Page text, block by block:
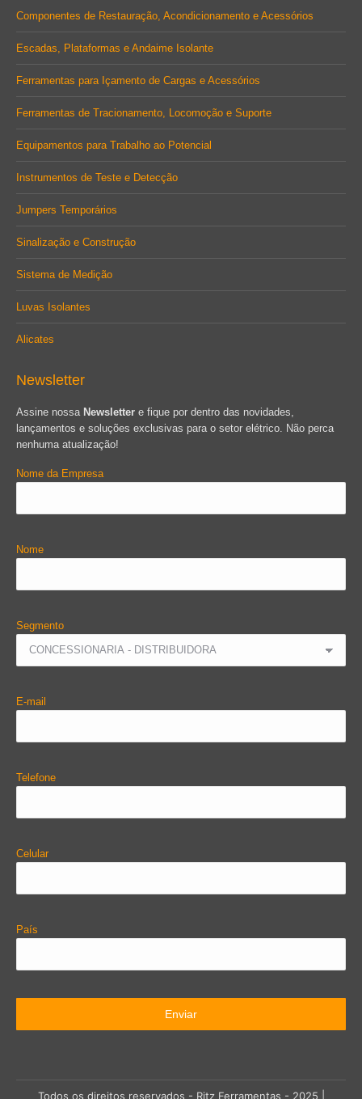
Componentes de Restauração, Acondicionamento e Acessórios
Escadas, Plataformas e Andaime Isolante
Ferramentas para Içamento de Cargas e Acessórios
Ferramentas de Tracionamento, Locomoção e Suporte
Equipamentos para Trabalho ao Potencial
Instrumentos de Teste e Detecção
Jumpers Temporários
Sinalização e Construção
Sistema de Medição
Luvas Isolantes
Alicates
Newsletter
Assine nossa Newsletter e fique por dentro das novidades,
lançamentos e soluções exclusivas para o setor elétrico. Não perca
nenhuma atualização!
Nome da Empresa
Nome
Segmento
E-mail
Telefone
Celular
País
Todos os direitos reservados - Ritz Ferramentas - 2025 |